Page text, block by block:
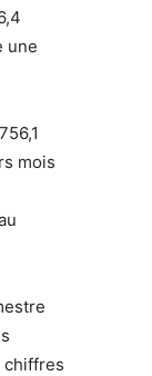
une
mois
chiffres